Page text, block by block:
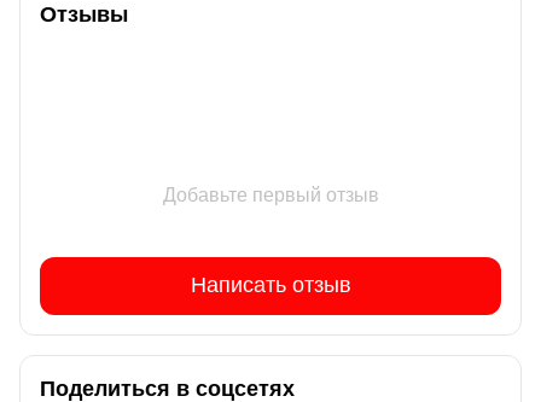
Отзывы
Добавьте первый отзыв
Написать отзыв
Поделиться в соцсетях